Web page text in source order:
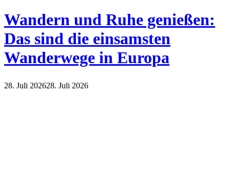
Wandern und Ruhe genießen:
Das sind die einsamsten
Wanderwege in Europa
28. Juli 202628. Juli 2026